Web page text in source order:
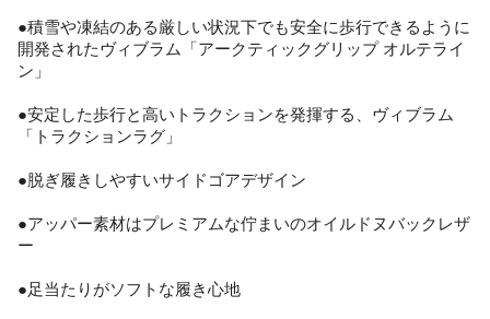
●積雪や凍結のある厳しい状況下でも安全に歩行できるように
開発されたヴィブラム「アークティックグリップ オルテライ
ン」
●安定した歩行と高いトラクションを発揮する、ヴィブラム
「トラクションラグ」
●脱ぎ履きしやすいサイドゴアデザイン
●アッパー素材はプレミアムな佇まいのオイルドヌバックレザ
ー
●足当たりがソフトな履き心地